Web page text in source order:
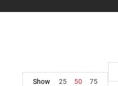
Show
25 50 75